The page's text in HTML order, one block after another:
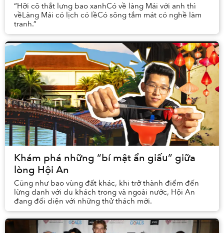
“Hỡi cô thắt lưng bao xanhCó về làng Mái với anh thì
vềLàng Mái có lịch có lềCó sông tắm mát có nghề làm
tranh.”
Khám phá những “bí mật ẩn giấu” giữa
lòng Hội An
Cũng như bao vùng đất khác, khi trở thành điểm đến
lừng danh với du khách trong và ngoài nước, Hội An
đang đối diện với những thử thách mới.